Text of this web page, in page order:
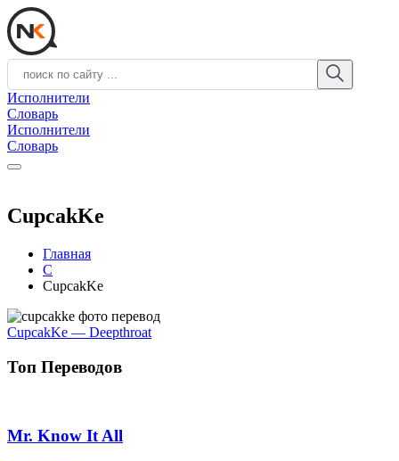
Исполнители
Словарь
Исполнители
Словарь
CupcakKe
Главная
C
CupcakKe
CupcakKe — Deepthroat
Топ Переводов
Mr. Know It All